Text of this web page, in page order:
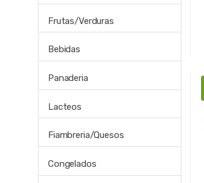
Frutas/Verduras
Bebidas
Panaderia
Lacteos
Fiambreria/Quesos
Congelados